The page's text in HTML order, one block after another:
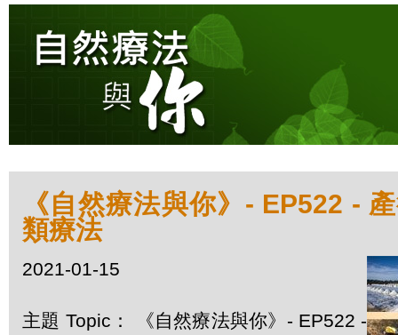
《自然療法與你》- EP522 -
類療法
2021-01-15
主題 Topic： 《自然療法與你》- EP522 -